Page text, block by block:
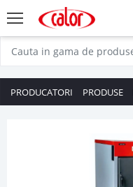
PRODUCATORI PRODUSE